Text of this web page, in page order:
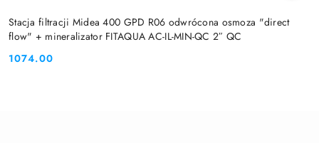
Stacja filtracji Midea 400 GPD R06 odwrócona osmoza "direct
flow" + mineralizator FITAQUA AC-IL-MIN-QC 2″ QC
Cena:
1074.00